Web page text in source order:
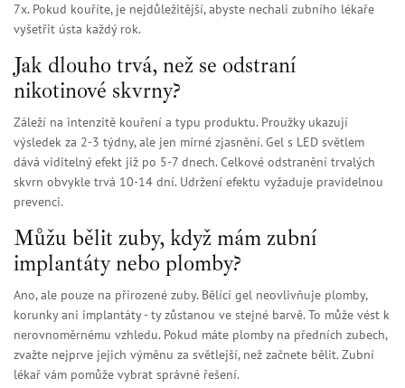
7x. Pokud kouříte, je nejdůležitější, abyste nechali zubního lékaře
vyšetřit ústa každý rok.
Jak dlouho trvá, než se odstraní
nikotinové skvrny?
Záleží na intenzitě kouření a typu produktu. Proužky ukazují
výsledek za 2-3 týdny, ale jen mírné zjasnění. Gel s LED světlem
dává viditelný efekt již po 5-7 dnech. Celkové odstranění trvalých
skvrn obvykle trvá 10-14 dní. Udržení efektu vyžaduje pravidelnou
prevenci.
Můžu bělit zuby, když mám zubní
implantáty nebo plomby?
Ano, ale pouze na přirozené zuby. Bělící gel neovlivňuje plomby,
korunky ani implantáty - ty zůstanou ve stejné barvě. To může vést k
nerovnoměrnému vzhledu. Pokud máte plomby na předních zubech,
zvažte nejprve jejich výměnu za světlejší, než začnete bělit. Zubní
lékař vám pomůže vybrat správné řešení.